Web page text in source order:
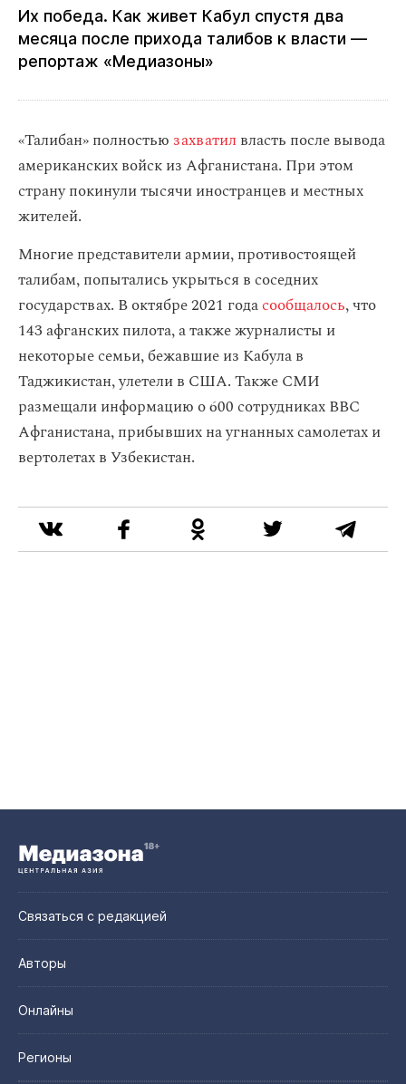
Их победа. Как живет Кабул спустя два
месяца после прихода талибов к власти —
репортаж «Медиазоны»
«Талибан» полностью захватил власть после вывода
американских войск из Афганистана. При этом
страну покинули тысячи иностранцев и местных
жителей.
Многие представители армии, противостоящей
талибам, попытались укрыться в соседних
государствах. В октябре 2021 годасообщалось, что
143 афганских пилота, а также журналисты и
некоторые семьи, бежавшие из Кабула в
Таджикистан, улетели в США. Также СМИ
размещали информацию о 600 сотрудниках ВВС
Афганистана, прибывших на угнанных самолетах и
вертолетах в Узбекистан.
Связаться с редакцией
Авторы
Онлайны
Регионы